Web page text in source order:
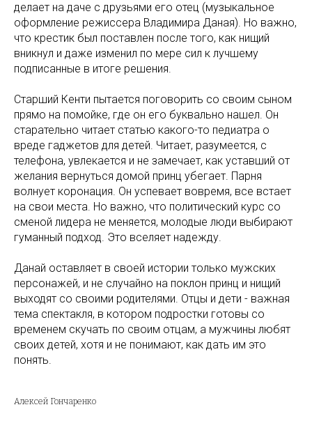
делает на даче с друзьями его отец (музыкальное
оформление режиссера Владимира Даная). Но важно,
что крестик был поставлен после того, как нищий
вникнул и даже изменил по мере сил к лучшему
подписанные в итоге решения.
Старший Кенти пытается поговорить со своим сыном
прямо на помойке, где он его буквально нашел. Он
старательно читает статью какого-то педиатра о
вреде гаджетов для детей. Читает, разумеется, с
телефона, увлекается и не замечает, как уставший от
желания вернуться домой принц убегает. Парня
волнует коронация. Он успевает вовремя, все встает
на свои места. Но важно, что политический курс со
сменой лидера не меняется, молодые люди выбирают
гуманный подход. Это вселяет надежду.
Данай оставляет в своей истории только мужских
персонажей, и не случайно на поклон принц и нищий
выходят со своими родителями. Отцы и дети - важная
тема спектакля, в котором подростки готовы со
временем скучать по своим отцам, а мужчины любят
своих детей, хотя и не понимают, как дать им это
понять.
Алексей Гончаренко